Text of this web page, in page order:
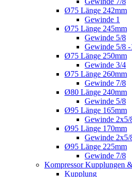
Ø75 Länge 242mm
Gewinde 1
Ø75 Länge 245mm
Gewinde 5/8
Gewinde 5/8
Ø75 Länge 250mm
Gewinde 3/4
Ø75 Länge 260mm
Gewinde 7/8
Ø80 Länge 240mm
Gewinde 5/8
Ø95 Länge 165mm
Gewinde 2x5/
Ø95 Länge 170mm
Gewinde 2x5/
Ø95 Länge 225mm
Gewinde 7/8
Kompressor Kupplungen
Kupplung